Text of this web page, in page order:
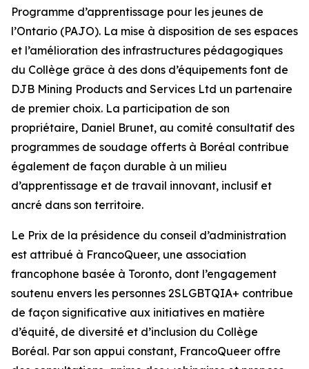
Programme d’apprentissage pour les jeunes de
l’Ontario (PAJO). La mise à disposition de ses espaces
et l’amélioration des infrastructures pédagogiques
du Collège grâce à des dons d’équipements font de
DJB Mining Products and Services Ltd un partenaire
de premier choix. La participation de son
propriétaire, Daniel Brunet, au comité consultatif des
programmes de soudage offerts à Boréal contribue
également de façon durable à un milieu
d’apprentissage et de travail innovant, inclusif et
ancré dans son territoire.
Le Prix de la présidence du conseil d’administration
est attribué à FrancoQueer, une association
francophone basée à Toronto, dont l’engagement
soutenu envers les personnes 2SLGBTQIA+ contribue
de façon significative aux initiatives en matière
d’équité, de diversité et d’inclusion du Collège
Boréal. Par son appui constant, FrancoQueer offre